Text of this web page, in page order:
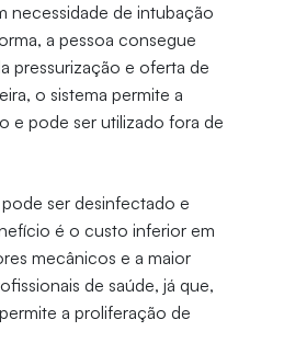
necessidade de intubação
a pessoa consegue
pressurização e oferta de
o sistema permite a
e pode ser utilizado fora de
ser desinfectado e
é o custo inferior em
mecânicos e a maior
de saúde, já que,
a proliferação de